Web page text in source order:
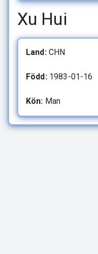
Xu Hui
Land:CHN
Född:1983-01-16
Kön: Man